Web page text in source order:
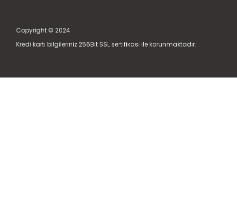
Copyright © 2024
Kredi kartı bilgileriniz 256Bit SSL sertifikası ile korunmaktadır.